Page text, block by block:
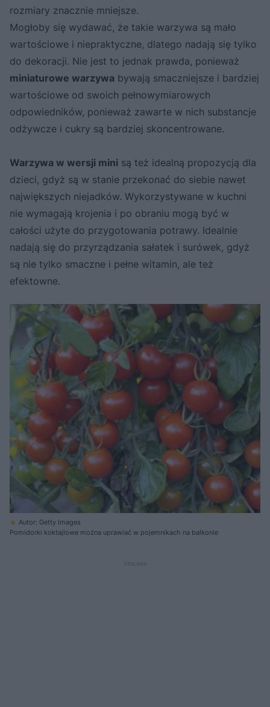
rozmiary znacznie mniejsze.
Mogłoby się wydawać, że takie warzywa są mało
wartościowe i niepraktyczne, dlatego nadają się tylko
do dekoracji. Nie jest to jednak prawda, ponieważ
miniaturowe warzywa bywają smaczniejsze i bardziej
wartościowe od swoich pełnowymiarowych
odpowiedników, ponieważ zawarte w nich substancje
odżywcze i cukry są bardziej skoncentrowane.
Warzywa w wersji mini są też idealną propozycją dla
dzieci, gdyż są w stanie przekonać do siebie nawet
największych niejadków. Wykorzystywane w kuchni
nie wymagają krojenia i po obraniu mogą być w
całości użyte do przygotowania potrawy. Idealnie
nadają się do przyrządzania sałatek i surówek, gdyż
są nie tylko smaczne i pełne witamin, ale też
efektowne.
Autor: Getty Images
Pomidorki koktajlowe można uprawiać w pojemnikach na balkonie